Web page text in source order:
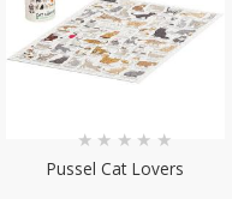
Pussel Cat Lovers
★ ★ ★ ★ ★